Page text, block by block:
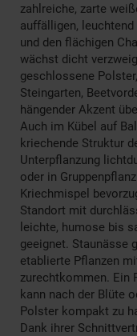
zahlreiche, zarte
auffälligen,
und den flächigen
wächst dicht
geschlossene
Steingarten,
hängender Akzent
Auch im Kübel auf
kriechende Struktur
Unterpflanzung
oder in
Kriechmispel
Standort mit
leichte, humose bis
geeignet. Staunässe
etablierte Pflanzen
zurechtkommen. Ein
kann nach der Blüte
Polster kompakt zu
Dank ihrer